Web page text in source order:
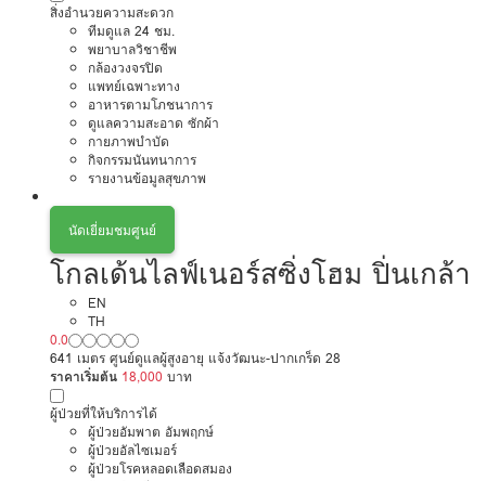
สิ่งอำนวยความสะดวก
ทีมดูแล 24 ชม.
พยาบาลวิชาชีพ
กล้องวงจรปิด
แพทย์เฉพาะทาง
อาหารตามโภชนาการ
ดูแลความสะอาด ซักผ้า
กายภาพบำบัด
กิจกรรมนันทนาการ
รายงานข้อมูลสุขภาพ
นัดเยี่ยมชมศูนย์
โกลเด้นไลฟ์เนอร์สซิ่งโฮม ปิ่นเกล้า
EN
TH
0.0
641 เมตร ศูนย์ดูแลผู้สูงอายุ แจ้งวัฒนะ-ปากเกร็ด 28
ราคาเริ่มต้น 18,000 บาท
ผู้ป่วยที่ให้บริการได้
ผู้ป่วยอัมพาต อัมพฤกษ์
ผู้ป่วยอัลไซเมอร์
ผู้ป่วยโรคหลอดเลือดสมอง